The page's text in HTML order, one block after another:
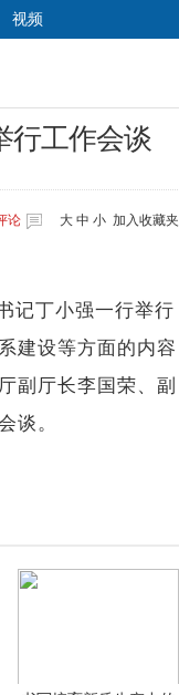
视频
行工作会谈
大 中 小 加入收藏夹
论
记丁小强一行举行
建设等方面的内容
副厅长李国荣、副
谈。